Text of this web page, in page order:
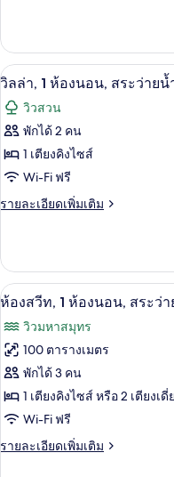
1
ห้อง
นอน,
ระเบียง,
วิว
สวน
เกี่ยว
กับ
ห้อง
ลัก
ซ์,
ห้อง
นอน,
วิว
เปิด
ภาพถ่าย
ทั้งหมด
ของ
วิลล่า,
1
สระ
ว่าย
น้ำ
ส่วน
ตัว,
วิว
สวน
5
วิลล่า, 1 ห้องนอน, สระว่าย
วิวสวน
พักได้ 2 คน
1 เตียงคิงไซส์
Wi-Fi ฟรี
รายละเอียดเพิ่มเติม
ราย
เกี่ยว
กับ
วิลล่า,
ห้อง
นอน,
ว่าย
น้ำ
ส่วน
ตัว,
วิว
เปิด
ภาพถ่าย
ทั้งหมด
ของ
ห้อง
สวีท,
1
2
ห้องสวีท, 1 ห้องนอน, สระว่
วิวมหาสมุทร
100 ตารางเมตร
พักได้ 3 คน
1 เตียงคิงไซส์ หรือ 2 เตียงเดี่
Wi-Fi ฟรี
รายละเอียดเพิ่มเติม
ราย